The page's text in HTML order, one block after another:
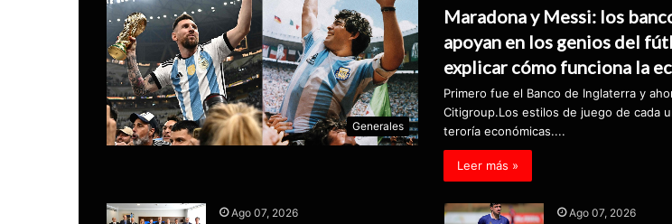
Generales
Maradona y Messi: los
apoyan en los genios del
explicar cómo funciona la
Primero fue el Banco de Inglaterra y
Citigroup.Los estilos de juego de cada
teroría económicas....
Leer más »
Ago 07, 2026 Ago 07, 2026